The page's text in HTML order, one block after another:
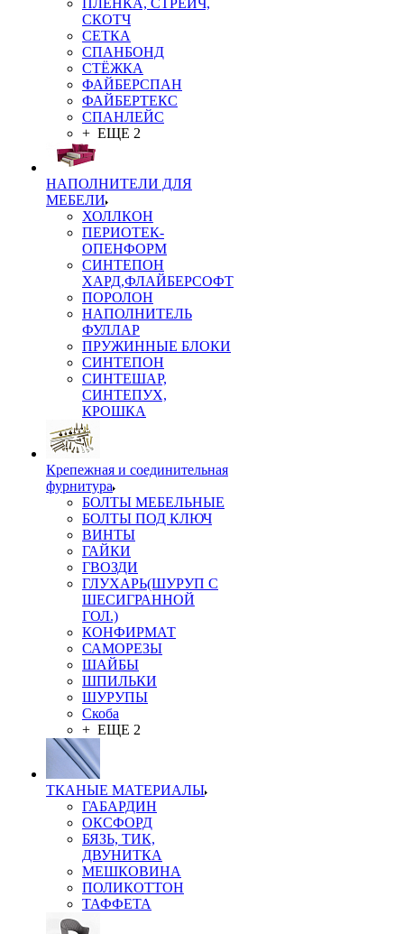
ПЛЁНКА, СТРЕЙЧ,
СКОТЧ
СЕТКА
СПАНБОНД
СТЁЖКА
ФАЙБЕРСПАН
ФАЙБЕРТЕКС
СПАНЛЕЙС
+ ЕЩЕ 2
НАПОЛНИТЕЛИ ДЛЯ
МЕБЕЛИ
ХОЛЛКОН
ПЕРИОТЕК-
ОПЕНФОРМ
СИНТЕПОН
ХАРД,ФЛАЙБЕРСОФТ
ПОРОЛОН
НАПОЛНИТЕЛЬ
ФУЛЛАР
ПРУЖИННЫЕ БЛОКИ
СИНТЕПОН
СИНТЕШАР,
СИНТЕПУХ,
КРОШКА
Крепежная и соединительная
фурнитура
БОЛТЫ МЕБЕЛЬНЫЕ
БОЛТЫ ПОД КЛЮЧ
ВИНТЫ
ГАЙКИ
ГВОЗДИ
ГЛУХАРЬ(ШУРУП С
ШЕСИГРАННОЙ
ГОЛ.)
КОНФИРМАТ
САМОРЕЗЫ
ШАЙБЫ
ШПИЛЬКИ
ШУРУПЫ
Скоба
+ ЕЩЕ 2
ТКАНЫЕ МАТЕРИАЛЫ
ГАБАРДИН
ОКСФОРД
БЯЗЬ, ТИК,
ДВУНИТКА
МЕШКОВИНА
ПОЛИКОТТОН
ТАФФЕТА